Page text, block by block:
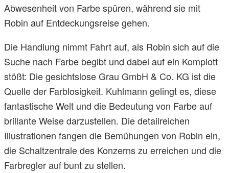
Abwesenheit von Farbe spüren, während sie mit
Robin auf Entdeckungsreise gehen.
Die Handlung nimmt Fahrt auf, als Robin sich auf die
Suche nach Farbe begibt und dabei auf ein Komplott
stößt: Die gesichtslose Grau GmbH & Co. KG ist die
Quelle der Farblosigkeit. Kuhlmann gelingt es, diese
fantastische Welt und die Bedeutung von Farbe auf
brillante Weise darzustellen. Die detailreichen
Illustrationen fangen die Bemühungen von Robin ein,
die Schaltzentrale des Konzerns zu erreichen und die
Farbregler auf bunt zu stellen.